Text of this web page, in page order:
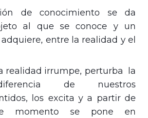
de conocimiento se da
al que se conoce y un
entre la realidad y el
realidad irrumpe, perturba la
de nuestros
los excita y a partir de
momento se pone en